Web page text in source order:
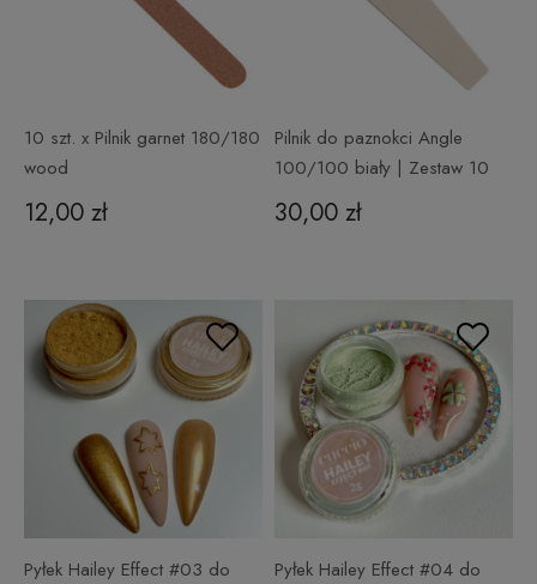
10 szt. x Pilnik garnet 180/180
wood
12,00 zł
Pilnik do paznokci Angle
100/100 biały | Zestaw 10
szt.
30,00 zł
Pyłek Hailey Effect #03 do
Pyłek Hailey Effect #04 do